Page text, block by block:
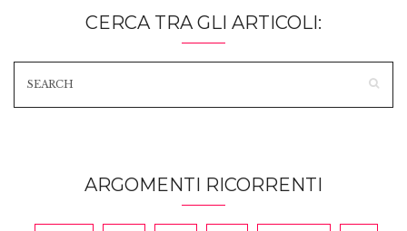
CERCA TRA GLI ARTICOLI:
ARGOMENTI RICORRENTI